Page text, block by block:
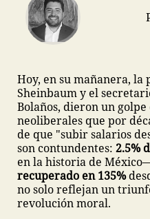
Hoy, en su mañanera, la
Sheinbaum y el
Bolaños, dieron un
neoliberales que por
de que "subir salarios
son contundentes: 2.5%
en la historia de
recuperado en 135%
no solo reflejan un
revolución moral.